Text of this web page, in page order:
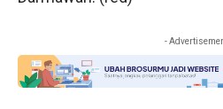
-